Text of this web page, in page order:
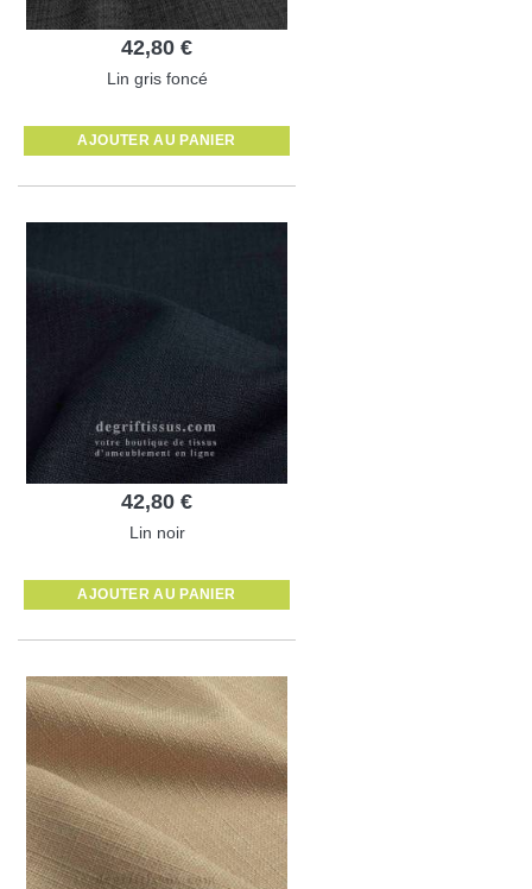
42,80 €
Lin gris foncé
AJOUTER AU PANIER
42,80 €
Lin noir
AJOUTER AU PANIER